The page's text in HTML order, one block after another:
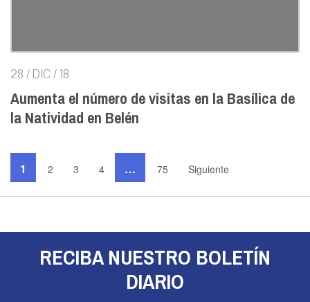
28 / DIC / 18
Aumenta el número de visitas en la Basílica de
la Natividad en Belén
1 2 3 4 … 75 Siguiente
RECIBA NUESTRO BOLETÍN
DIARIO